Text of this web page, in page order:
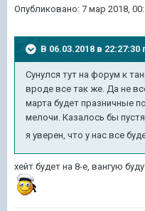
Опубликовано: 7 мар 2018,
В 06.03.2018 в 22:27:30
Сунулся тут на форум к
вроде все так же. Да не
марта будет празничные
мелочи. Казалось бы
я уверен, что у нас все
хейт будет на 8-е, вангую